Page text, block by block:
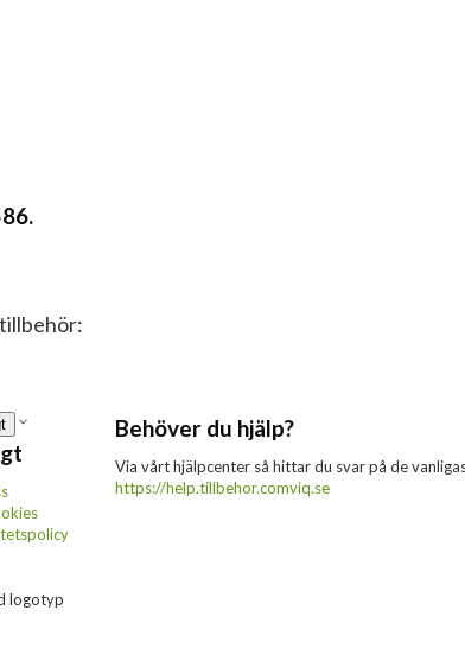
Behöver du hjälp?
Via vårt hjälpcenter så hittar du svar på de
https://help.tillbehor.comviq.se